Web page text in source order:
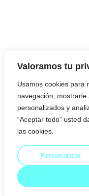
Valoramos tu
Usamos cookies para
navegación,
personalizados y
“Aceptar todo” usted
las cookies.
Personalizar
© 2023 Todos los